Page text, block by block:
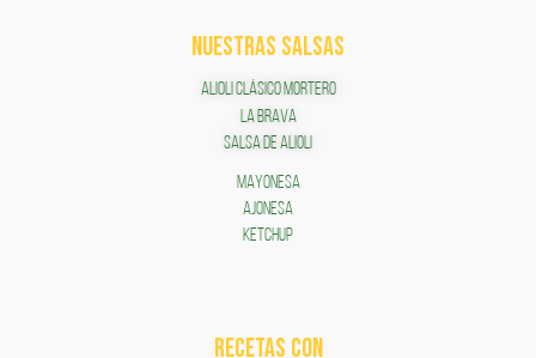
NUESTRAS SALSAS
ALIOLI CLÁSICO MORTERO
LA BRAVA
SALSA DE ALIOLI
MAYONESA
AJONESA
KETCHUP
RECETAS COn